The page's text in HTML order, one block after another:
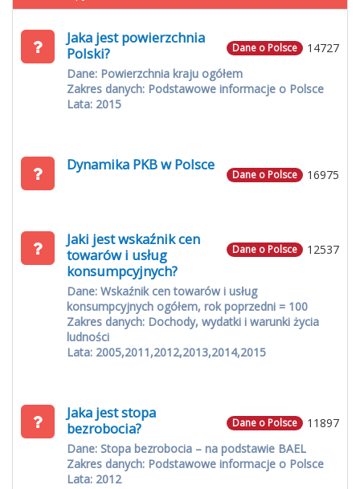
14727
Dane o Polsce
Jaka jest powierzchnia
Polski?
Dane: Powierzchnia kraju ogółem
Zakres danych: Podstawowe informacje o Polsce
Lata: 2015
16975
Dane o Polsce
Dynamika PKB w Polsce
12537
Dane o Polsce
Jaki jest wskaźnik cen
towarów i usług
konsumpcyjnych?
Dane: Wskaźnik cen towarów i usług
konsumpcyjnych ogółem, rok poprzedni = 100
Zakres danych: Dochody, wydatki i warunki życia
ludności
Lata: 2005,2011,2012,2013,2014,2015
11897
Dane o Polsce
Jaka jest stopa
bezrobocia?
Dane: Stopa bezrobocia – na podstawie BAEL
Zakres danych: Podstawowe informacje o Polsce
Lata: 2012